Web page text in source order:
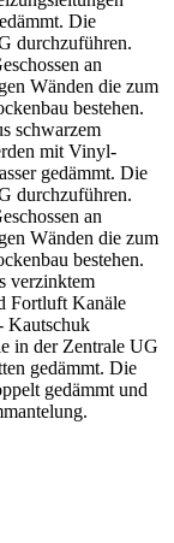
Die
durchzuführen.
an
Wänden die zum
bestehen.
schwarzem
mit Vinyl-
gedämmt. Die
durchzuführen.
an
Wänden die zum
bestehen.
verzinktem
Fortluft Kanäle
Kautschuk
in der Zentrale UG
gedämmt. Die
gedämmt und